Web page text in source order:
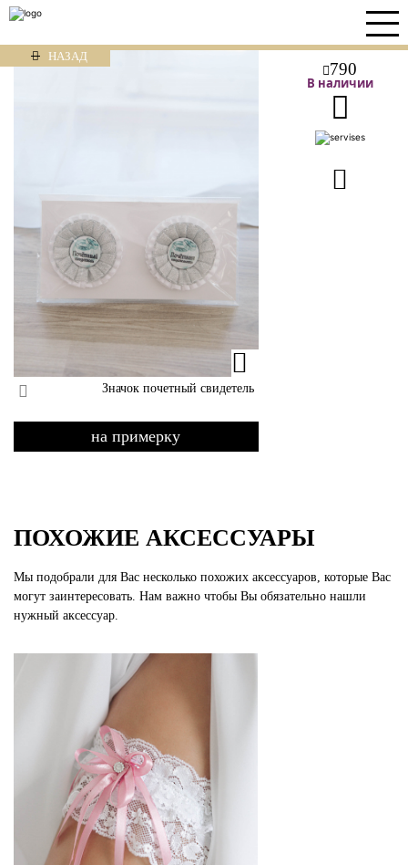
НАЗАД
790
В наличии
Значок почетный свидетель
на примерку
ПОХОЖИЕ АКСЕССУАРЫ
Мы подобрали для Вас несколько похожих аксессуаров, которые Вас
могут заинтересовать. Нам важно чтобы Вы обязательно нашли
нужный аксессуар.